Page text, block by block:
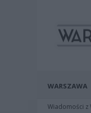
WARSZAWA
Wiadomości z